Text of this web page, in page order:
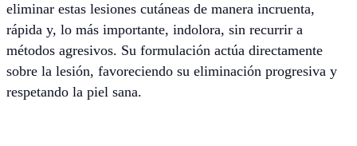
eliminar estas lesiones cutáneas de manera incruenta,
rápida y, lo más importante, indolora, sin recurrir a
métodos agresivos. Su formulación actúa directamente
sobre la lesión, favoreciendo su eliminación progresiva y
respetando la piel sana.